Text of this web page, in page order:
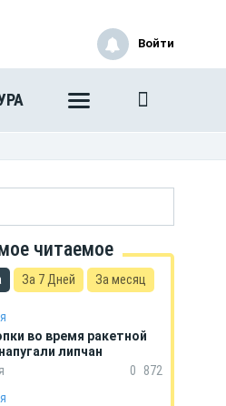
Войти
читаемое
За 7 Дней За месяц
во время ракетной
липчан
0
872